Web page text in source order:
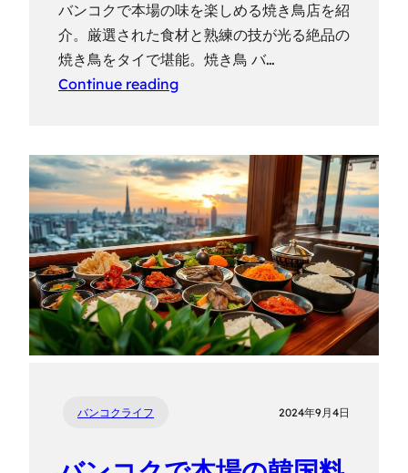
バンコクで本場の味を楽しめる焼き鳥店を紹
介。厳選された食材と熟練の技が光る絶品の
焼き鳥をタイで堪能。焼き鳥 バ…
Continue reading
バンコクライフ 2024年9月4日